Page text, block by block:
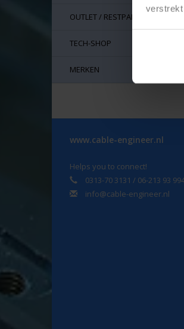
OUTLET / RESTPARTIJEN
TECH-SHOP
MERKEN
www.cable-engineer.nl
Helps you to connect!
0313-70 3131 / 06-213 93
info@cable-engineer.nl